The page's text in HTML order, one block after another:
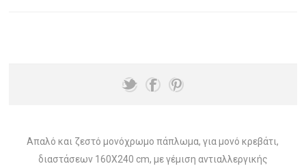
Απαλό και ζεστό μονόχρωμο πάπλωμα, για μονό κρεβάτι,
διαστάσεων 160X240 cm, με γέμιση αντιαλλεργικής